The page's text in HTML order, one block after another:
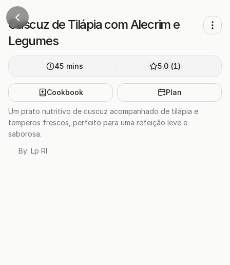
Cuscuz de Tilápia com Alecrim e
Legumes
45 mins 5.0 (1)
Cookbook Plan
Um prato nutritivo de cuscuz acompanhado de tilápia e
temperos frescos, perfeito para uma refeição leve e
saborosa.
By: Lp Rl